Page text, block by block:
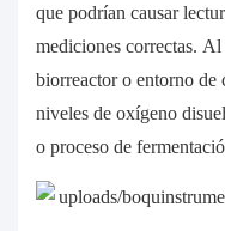
que podrían causar
mediciones correctas. Al
biorreactor o entorno de
niveles de oxígeno
o proceso de